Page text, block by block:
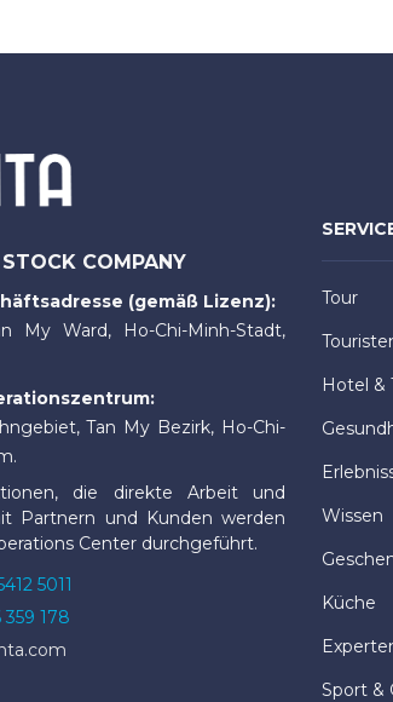
COMPANY
(gemäß Lizenz):
My Ward, Ho-Chi-Minh-Stadt,
Tan My Bezirk, Ho-Chi-
die direkte Arbeit und
Partnern und Kunden werden
Center durchgeführt.
5011
178
Tour
Hotel &
Wissen
Küche
Sport &